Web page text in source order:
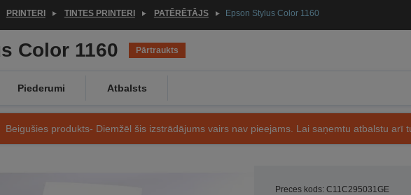
PRINTERI TINTES PRINTERI PATĒRĒTĀJS Epson Stylus Color 1160
Color 1160 Pārtraukts
Piederumi Atbalsts
Beigušies produkts- Diemžēl šis izstrādājums vairs nav pieejams. Lai saņemtu atbalstu arī
Preces kods: C11C295031GE